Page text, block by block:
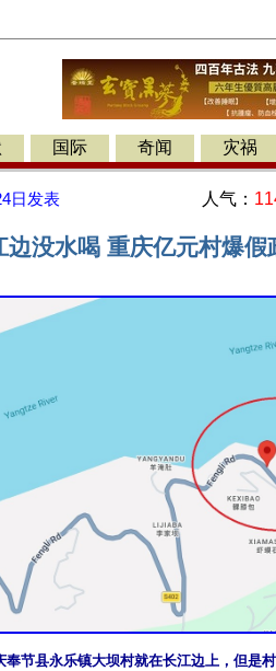
国际 奇闻 灾祸
日 发表 人气：
没水喝 重庆亿元村爆假
奉节县永乐镇大坝村就在长江边上，但是